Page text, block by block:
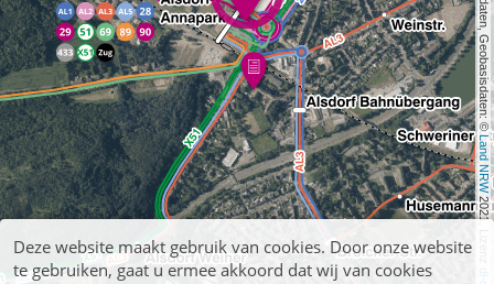
, Kartendaten, Geobasisdaten: ©
Land NRW
2021, Lizenz
Deze website maakt gebruik van cookies. Door onze website
te gebruiken, gaat u ermee akkoord dat wij van cookies